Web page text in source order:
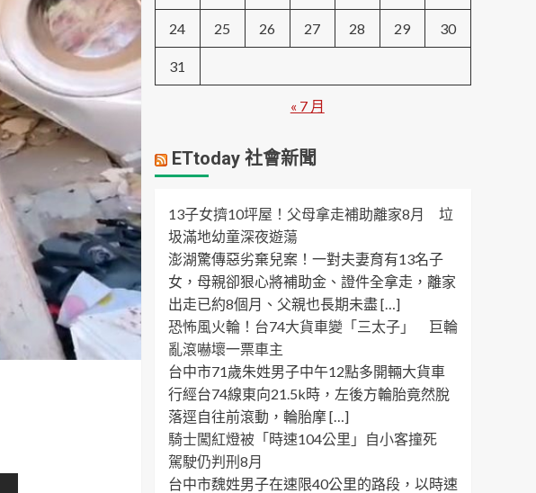
24 25 26 27 28 29 30
31
« 7 月
ETtoday 社會新聞
13子女擠10坪屋！父母拿走補助離家8月 垃
圾滿地幼童深夜遊蕩
澎湖驚傳惡劣棄兒案！一對夫妻育有13名子
女，母親卻狠心將補助金、證件全拿走，離家
出走已約8個月、父親也長期未盡 […]
恐怖風火輪！台74大貨車變「三太子」 巨輪
亂滾嚇壞一票車主
台中市71歲朱姓男子中午12點多開輛大貨車
行經台74線東向21.5k時，左後方輪胎竟然脫
落逕自往前滾動，輪胎摩 […]
騎士闖紅燈被「時速104公里」自小客撞死
駕駛仍判刑8月
台中市魏姓男子在速限40公里的路段，以時速